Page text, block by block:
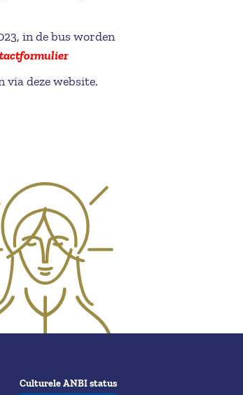
in de bus worden
via deze website.
Culturele ANBI status